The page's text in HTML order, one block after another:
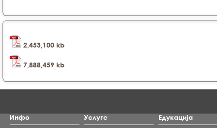
2,453,100 kb
7,888,459 kb
Инфо
Услуге
Едукација